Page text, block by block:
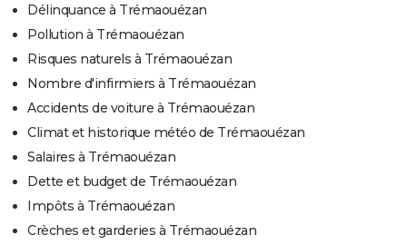
Délinquance à Trémaouézan
Pollution à Trémaouézan
Risques naturels à Trémaouézan
Nombre d'infirmiers à Trémaouézan
Accidents de voiture à Trémaouézan
Climat et historique météo de Trémaouézan
Salaires à Trémaouézan
Dette et budget de Trémaouézan
Impôts à Trémaouézan
Crèches et garderies à Trémaouézan